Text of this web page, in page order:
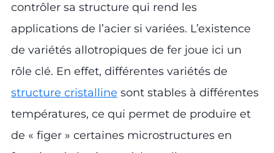
contrôler sa structure qui rend les
applications de l’acier si variées. L’existence
de variétés allotropiques de fer joue ici un
rôle clé. En effet, différentes variétés de
structure cristalline sont stables à différentes
températures, ce qui permet de produire et
de « figer » certaines microstructures en